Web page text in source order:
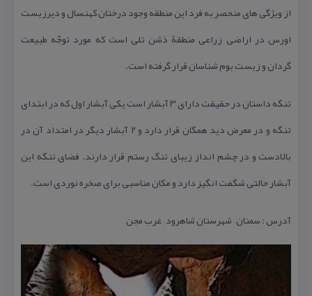
از ویژگی های منحصر به فرد این منطقه وجود درختان كهنسال و دیرزیست
اورس در اراضی زراعی منطقۀ دَشن تلی است كه مورد توجّه طبیعت
گردان و زیست بوم شناسان قرار گرفته است.
تنگه داستان در حقیقت دارای ۳ آبشار است یكی آبشار اول كه در ابتدای
تنگه و در معرض دید همگان قرار دارد و ۲ آبشار دیگر در امتداد آن در
بالادست و در چشم انداز زیبای تنگ رستم قرار دارند. فضای تنگه این
آبشار حالتی شگفت انگیز دارد و مكان مناسبی برای صخره نوردی است.
آدرس : سمنان – شهرستان شاهرود – غرب مجن